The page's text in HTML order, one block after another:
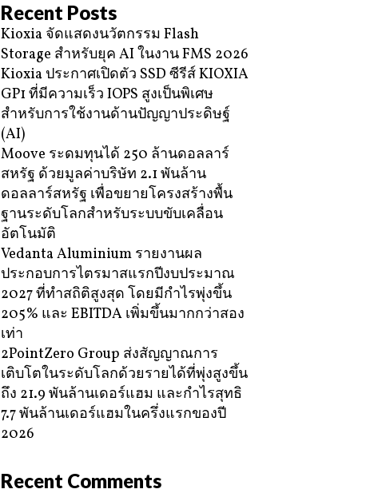
Recent Posts
Kioxia จัดแสดงนวัตกรรม Flash
Storage สำหรับยุค AI ในงาน FMS 2026
Kioxia ประกาศเปิดตัว SSD ซีรีส์ KIOXIA
GP1 ที่มีความเร็ว IOPS สูงเป็นพิเศษ
สำหรับการใช้งานด้านปัญญาประดิษฐ์
(AI)
Moove ระดมทุนได้ 250 ล้านดอลลาร์
สหรัฐ ด้วยมูลค่าบริษัท 2.1 พันล้าน
ดอลลาร์สหรัฐ เพื่อขยายโครงสร้างพื้น
ฐานระดับโลกสำหรับระบบขับเคลื่อน
อัตโนมัติ
Vedanta Aluminium รายงานผล
ประกอบการไตรมาสแรกปีงบประมาณ
2027 ที่ทำสถิติสูงสุด โดยมีกำไรพุ่งขึ้น
205% และ EBITDA เพิ่มขึ้นมากกว่าสอง
เท่า
2PointZero Group ส่งสัญญาณการ
เติบโตในระดับโลกด้วยรายได้ที่พุ่งสูงขึ้น
ถึง 21.9 พันล้านเดอร์แฮม และกำไรสุทธิ
7.7 พันล้านเดอร์แฮมในครึ่งแรกของปี
2026
Recent Comments